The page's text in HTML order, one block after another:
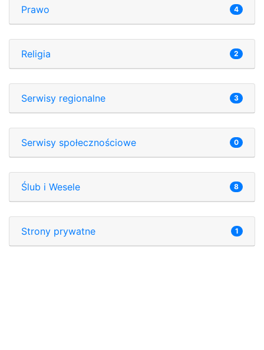
Prawo 4
Religia 2
Serwisy regionalne 3
Serwisy społecznościowe 0
Ślub i Wesele 8
Strony prywatne 1